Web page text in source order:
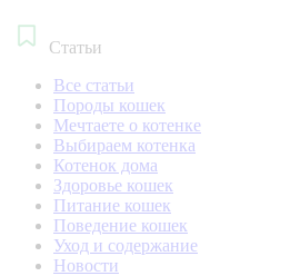
Статьи
Все статьи
Породы кошек
Мечтаете о котенке
Выбираем котенка
Котенок дома
Здоровье кошек
Питание кошек
Поведение кошек
Уход и содержание
Новости